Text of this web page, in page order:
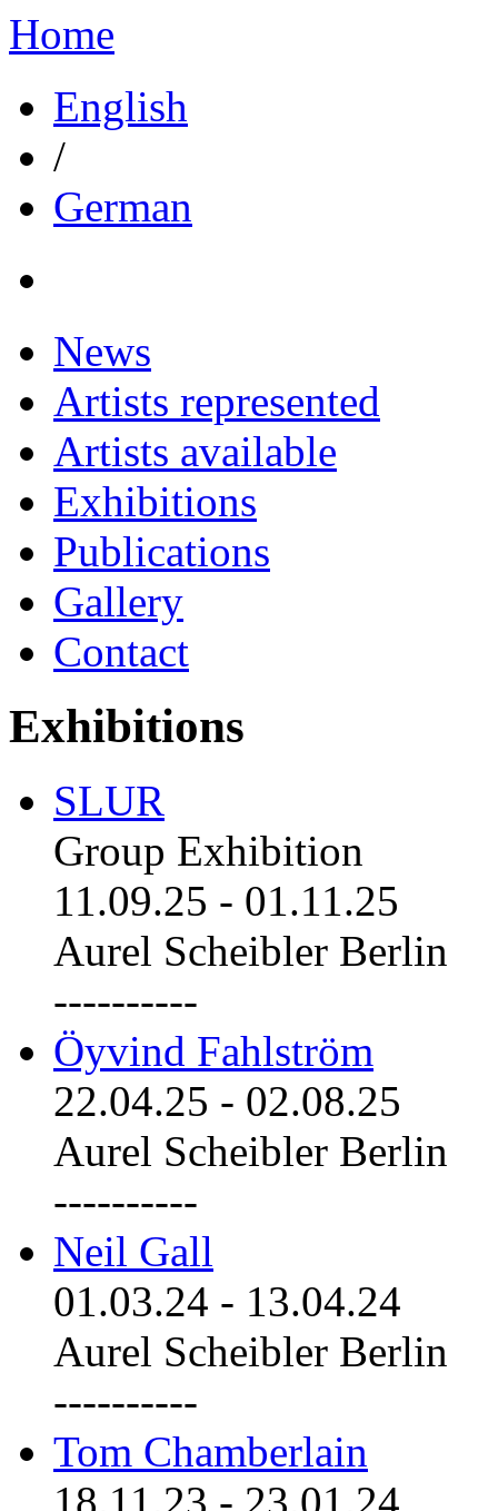
Home
English
/
German
News
Artists represented
Artists available
Exhibitions
Publications
Gallery
Contact
Exhibitions
SLUR
Group Exhibition
11.09.25 - 01.11.25
Aurel Scheibler Berlin
----------
Öyvind Fahlström
22.04.25 - 02.08.25
Aurel Scheibler Berlin
----------
Neil Gall
01.03.24 - 13.04.24
Aurel Scheibler Berlin
----------
Tom Chamberlain
18.11.23 - 23.01.24